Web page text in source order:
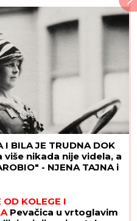
mu titulu bivšeg
BILA JE TRUDNA DOK
više nikada nije videla, a
- NJENA TAJNA i
OD KOLEGE I
Pevačica u vrtoglavim